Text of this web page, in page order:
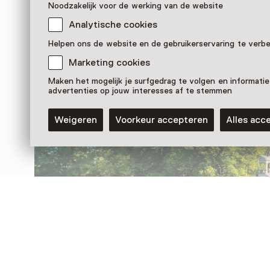
Noodzakelijk voor de werking van de website
Analytische cookies
Helpen ons de website en de gebruikerservaring te
Marketing cookies
Maken het mogelijk je surfgedrag te volgen en
advertenties op jouw interesses af te stemmen
Weigeren Voorkeur accepteren Alles
Nog meer ontdekken